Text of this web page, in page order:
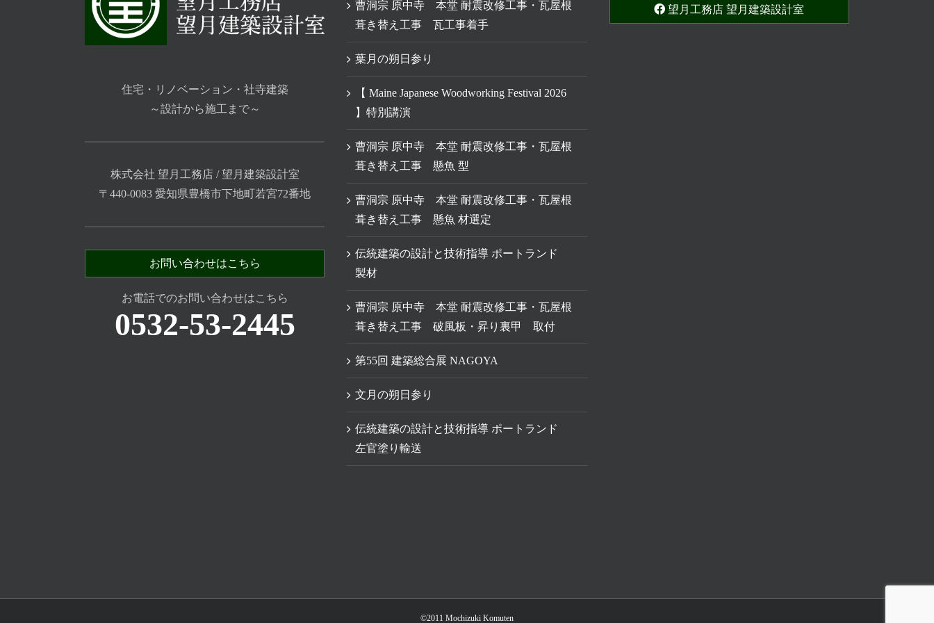
住宅・リノベーション・社寺建築
～設計から施工まで～
株式会社 望月工務店 / 望月建築設計室
〒440-0083 愛知県豊橋市下地町若宮72番地
お問い合わせはこちら
お電話でのお問い合わせはこちら
0532-53-2445
曹洞宗 原中寺 本堂 耐震改修工事・瓦屋根
葺き替え工事 瓦工事着手
葉月の朔日参り
【 Maine Japanese Woodworking Festival 2026
】特別講演
曹洞宗 原中寺 本堂 耐震改修工事・瓦屋根
葺き替え工事 懸魚 型
曹洞宗 原中寺 本堂 耐震改修工事・瓦屋根
葺き替え工事 懸魚 材選定
伝統建築の設計と技術指導 ポートランド
製材
曹洞宗 原中寺 本堂 耐震改修工事・瓦屋根
葺き替え工事 破風板・昇り裏甲 取付
第55回 建築総合展 NAGOYA
文月の朔日参り
伝統建築の設計と技術指導 ポートランド
左官塗り輸送
望月工務店 望月建築設計室
©2011 Mochizuki Komuten